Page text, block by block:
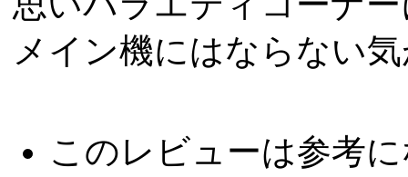
メイン機にはならない
このレビューは参考